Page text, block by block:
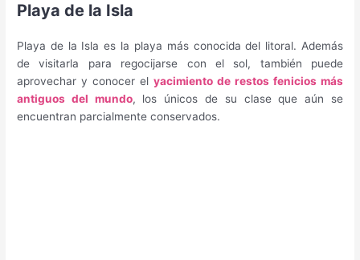
Playa de la Isla
Playa de la Isla es la playa más conocida del litoral. Además
de visitarla para regocijarse con el sol, también puede
aprovechar y conocer el yacimiento de restos fenicios más
antiguos del mundo, los únicos de su clase que aún se
encuentran parcialmente conservados.